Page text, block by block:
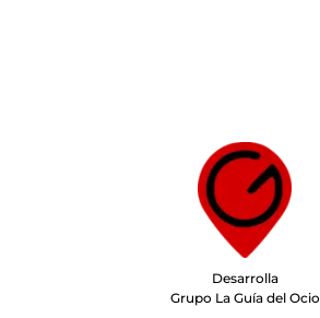
Desarrolla
Grupo La Guía del Ocio